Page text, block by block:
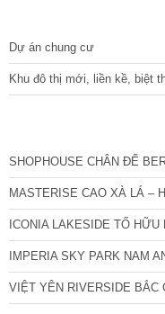
Dự án chung cư
Khu đô thị mới, liền kề, biệt
SHOPHOUSE CHÂN ĐẾ
MASTERISE CAO XÀ LÁ –
ICONIA LAKESIDE TỐ HỮU
IMPERIA SKY PARK NAM
VIỆT YÊN RIVERSIDE BẮC